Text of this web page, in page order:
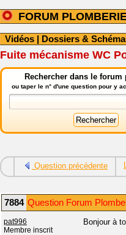
FORUM
Vidéos | Dossiers &
Fuite mécanisme WC
Rechercher dans le forum
ou taper le n° d'une question pour y
Question précédente
7884 Question Forum
pat996
Membre inscrit
Bonjour à